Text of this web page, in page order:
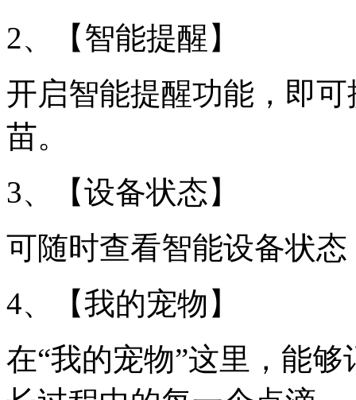
2、【智能提醒】
开启智能提醒功能，即
苗。
3、【设备状态】
可随时查看智能设备状
4、【我的宠物】
在“我的宠物”这里，能